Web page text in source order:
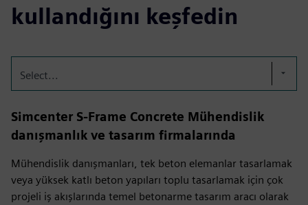
kullandığını keşfedin
Select...
Simcenter S-Frame Concrete Mühendislik
danışmanlık ve tasarım firmalarında
Mühendislik danışmanları, tek beton elemanlar tasarlamak
veya yüksek katlı beton yapıları toplu tasarlamak için çok
projeli iş akışlarında temel betonarme tasarım aracı olarak